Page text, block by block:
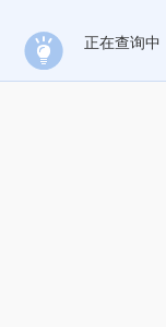
正在查询中